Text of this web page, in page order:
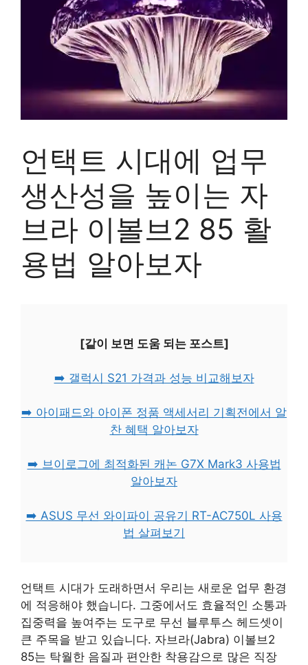
언택트 시대에 업무
생산성을 높이는 자
브라 이볼브2 85 활
용법 알아보자
[같이 보면 도움 되는 포스트]
➡️ 갤럭시 S21 가격과 성능 비교해보자
➡️ 아이패드와 아이폰 정품 액세서리 기획전에서 알
찬 혜택 알아보자
➡️ 브이로그에 최적화된 캐논 G7X Mark3 사용법
알아보자
➡️ ASUS 무선 와이파이 공유기 RT-AC750L 사용
법 살펴보기
언택트 시대가 도래하면서 우리는 새로운 업무 환경
에 적응해야 했습니다. 그중에서도 효율적인 소통과
집중력을 높여주는 도구로 무선 블루투스 헤드셋이
큰 주목을 받고 있습니다. 자브라(Jabra) 이볼브2
85는 탁월한 음질과 편안한 착용감으로 많은 직장